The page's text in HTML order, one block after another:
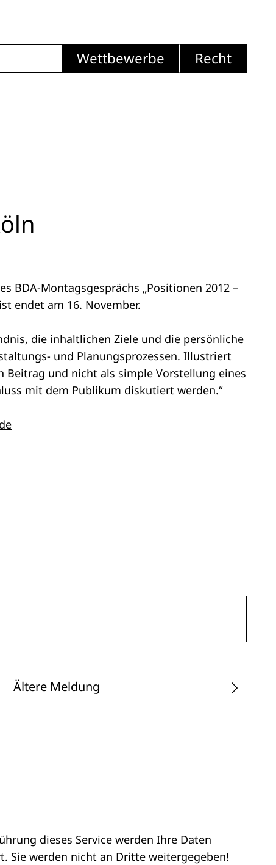
Wettbewerbe Recht
BDA-Montagsgesprächs „Positionen 2012 –
endet am 16. November.
die inhaltlichen Ziele und die persönliche
und Planungsprozessen. Illustriert
Beitrag und nicht als simple Vorstellung eines
mit dem Publikum diskutiert werden.“
Ältere Meldung
dieses Service werden Ihre Daten
Sie werden nicht an Dritte weitergegeben!